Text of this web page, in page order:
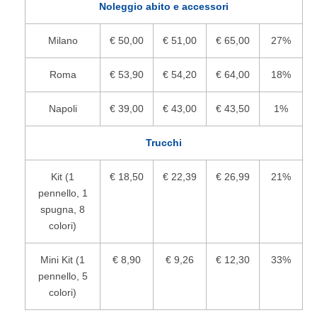
Noleggio abito e accessori
Milano € 50,00 € 51,00 € 65,00 27%
Roma € 53,90 € 54,20 € 64,00 18%
Napoli € 39,00 € 43,00 € 43,50 1%
Trucchi
Kit (1
pennello, 1
spugna, 8
colori)
€ 18,50 € 22,39 € 26,99 21%
Mini Kit (1
pennello, 5
colori)
€ 8,90 € 9,26 € 12,30 33%